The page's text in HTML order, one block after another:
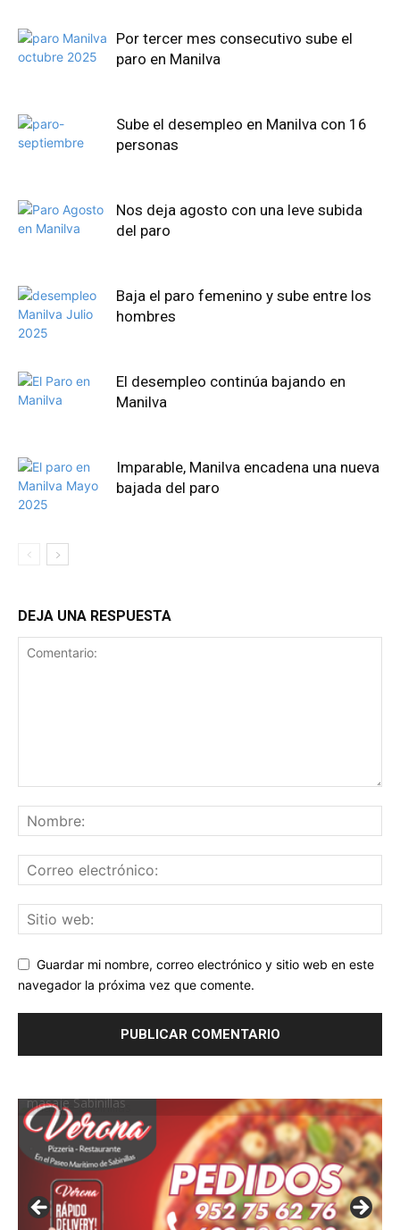
Por tercer mes consecutivo sube el
paro en Manilva
Sube el desempleo en Manilva con 16
personas
Nos deja agosto con una leve subida
del paro
Baja el paro femenino y sube entre los
hombres
El desempleo continúa bajando en
Manilva
Imparable, Manilva encadena una nueva
bajada del paro
DEJA UNA RESPUESTA
Guardar mi nombre, correo electrónico y sitio web en este
navegador la próxima vez que comente.
masaje Sabinillas